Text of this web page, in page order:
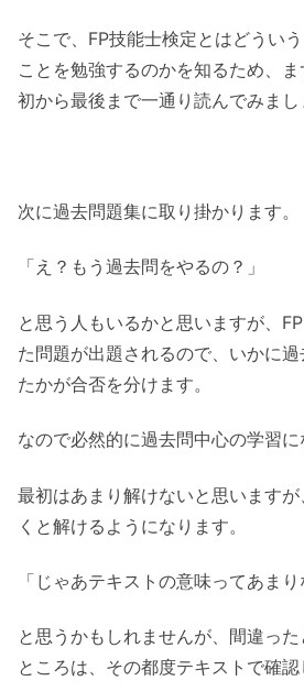
そこで、FP技能士検定とはどうい
ことを勉強するのかを知るため、
初から最後まで一通り読んでみまし
次に過去問題集に取り掛かります。
「え？もう過去問をやるの？」
と思う人もいるかと思いますが、
た問題が出題されるので、いかに
たかが合否を分けます。
なので必然的に過去問中心の学習に
最初はあまり解けないと思います
くと解けるようになります。
「じゃあテキストの意味ってあまり
と思うかもしれませんが、間違っ
ところは、その都度テキストで確認